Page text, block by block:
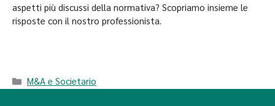
aspetti più discussi della normativa? Scopriamo insieme le
risposte con il nostro professionista.
M&A e Societario